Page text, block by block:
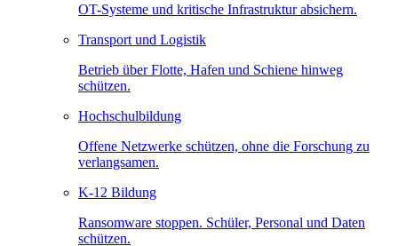
OT-Systeme und kritische Infrastruktur absichern.
Transport und Logistik
Betrieb über Flotte, Hafen und Schiene hinweg
schützen.
Hochschulbildung
Offene Netzwerke schützen, ohne die Forschung zu
verlangsamen.
K-12 Bildung
Ransomware stoppen. Schüler, Personal und Daten
schützen.